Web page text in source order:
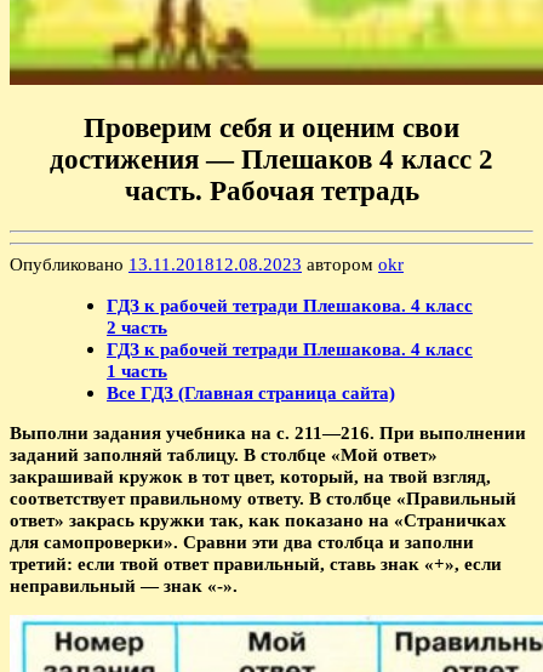
Проверим себя и оценим свои
достижения — Плешаков 4 класс 2
часть. Рабочая тетрадь
Опубликовано 13.11.201812.08.2023 автором okr
ГДЗ к рабочей тетради Плешакова. 4 класс
2 часть
ГДЗ к рабочей тетради Плешакова. 4 класс
1 часть
Все ГДЗ (Главная страница сайта)
Выполни задания учебника на с. 211—216. При выполнении
заданий заполняй таблицу. В столбце «Мой ответ»
закрашивай кружок в тот цвет, который, на твой взгляд,
соответствует правильному ответу. В столбце «Правильный
ответ» закрась кружки так, как показано на «Страничках
для самопроверки». Сравни эти два столбца и заполни
третий: если твой ответ правильный, ставь знак «+», если
неправильный — знак «-».